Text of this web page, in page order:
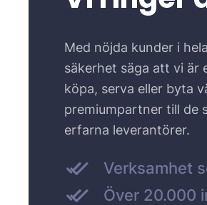
Med nöjda kunder i
säkerhet säga att vi är
köpa, serva eller byta
premiumpartner till de
erfarna leverantörer.
Verksamhet
Över 20.000